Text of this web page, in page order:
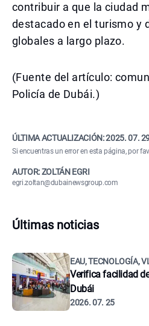
contribuir a que la ciudad
destacado en el turismo y
globales a largo plazo.
(Fuente del artículo:
Policía de Dubái.)
ÚLTIMA ACTUALIZACIÓN:2025. 07.
Si encuentras un error en esta página, por
AUTOR: ZOLTÁN EGRI
egri.zoltan@dubainewsgroup.com
Últimas noticias
EAU, TECNOLOGÍA,
Verifica facilidad
Dubái
2026. 07. 25